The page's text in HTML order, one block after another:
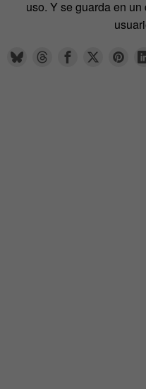
uso. Y se guarda en